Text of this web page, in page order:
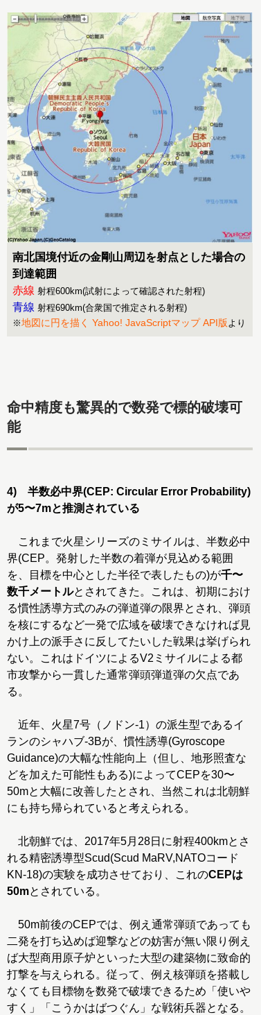
南北国境付近の金剛山周辺を射点とした場合の
到達範囲
赤線 射程600km(試射によって確認された射程)
青線 射程690km(合衆国で推定される射程)
※地図に円を描く Yahoo! JavaScriptマップ API版 より
命中精度も驚異的で数発で標的破壊可
能
4) 半数必中界(CEP: Circular Error Probability)
が5〜7mと推測されている
これまで火星シリーズのミサイルは、半数必中
界(CEP。発射した半数の着弾が見込める範囲
を、目標を中心とした半径で表したもの)が千〜
数千メートルとされてきた。これは、初期におけ
る慣性誘導方式のみの弾道弾の限界とされ、弾頭
を核にするなど一発で広域を破壊できなければ見
かけ上の派手さに反してたいした戦果は挙げられ
ない。これはドイツによるV2ミサイルによる都
市攻撃から一貫した通常弾頭弾道弾の欠点であ
る。
近年、火星7号（ノドン-1）の派生型であるイ
ランのシャハブ-3Bが、慣性誘導(Gyroscope
Guidance)の大幅な性能向上（但し、地形照査な
どを加えた可能性もある)によってCEPを30〜
50mと大幅に改善したとされ、当然これは北朝鮮
にも持ち帰られていると考えられる。
北朝鮮では、2017年5月28日に射程400kmとさ
れる精密誘導型Scud(Scud MaRV,NATOコード
KN-18)の実験を成功させており、これのCEPは
50mとされている。
50m前後のCEPでは、例え通常弾頭であっても
二発を打ち込めば迎撃などの妨害が無い限り例え
ば大型商用原子炉といった大型の建築物に致命的
打撃を与えられる。従って、例え核弾頭を搭載し
なくても目標物を数発で破壊できるため「使いや
すく」「こうかはばつぐん」な戦術兵器となる。